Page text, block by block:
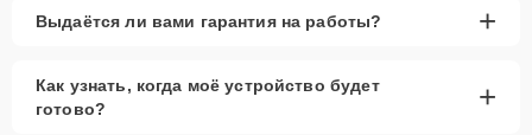
Выдаётся ли вами гарантия на работы? +
Как узнать, когда моё устройство будет
готово?
+